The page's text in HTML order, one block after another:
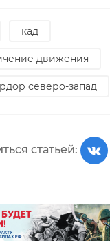
кад
движения
северо-запад
статьей:
статьей: